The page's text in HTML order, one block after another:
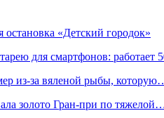
остановка «Детский городок»
для смартфонов: работает
из-за вяленой рыбы,
золото Гран-при по